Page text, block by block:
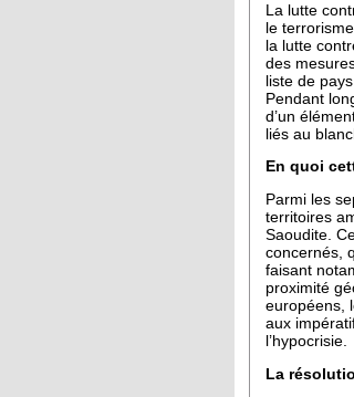
La lutte
le
la lutte
des
liste de
Pendant
d’un
liés au
En quoi
Parmi les
territoires
Saoudite.
concernés,
faisant
proximité
européens,
aux
l’hypocrisie.
La